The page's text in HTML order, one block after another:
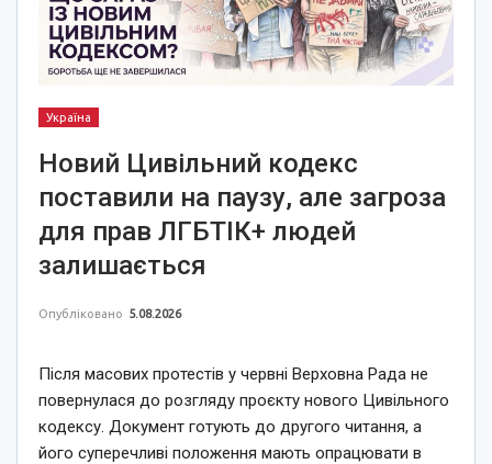
Україна
Новий Цивільний кодекс
поставили на паузу, але загроза
для прав ЛГБТІК+ людей
залишається
Опубліковано 5.08.2026
Після масових протестів у червні Верховна Рада не
повернулася до розгляду проєкту нового Цивільного
кодексу. Документ готують до другого читання, а
його суперечливі положення мають опрацювати в